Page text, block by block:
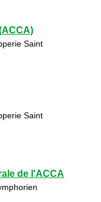
Saint
Saint
de l'ACCA